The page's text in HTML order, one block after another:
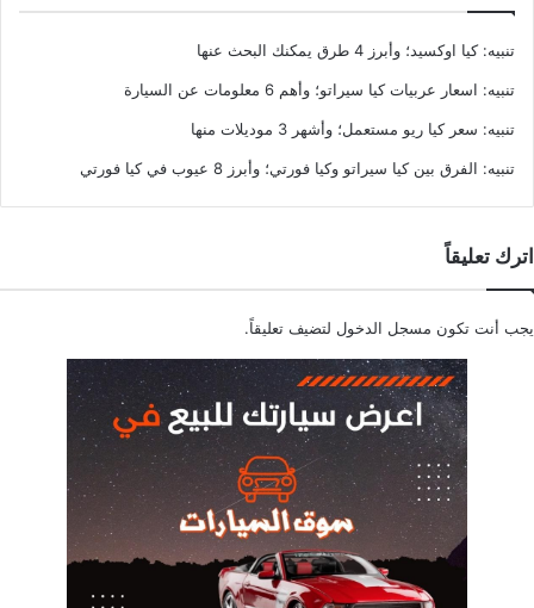
تنبيه:كيا اوكسيد؛ وأبرز 4 طرق يمكنك البحث عنها
تنبيه: اسعار عربيات كيا سيراتو؛ وأهم 6 معلومات عن السيارة
تنبيه: سعر كيا ريو مستعمل؛ وأشهر 3 موديلات منها
تنبيه: الفرق بين كيا سيراتو وكيا فورتي؛ وأبرز 8 عيوب في كيا فورتي
اترك تعليقاً
يجب أنت تكون مسجل الدخول لتضيف تعليقاً.